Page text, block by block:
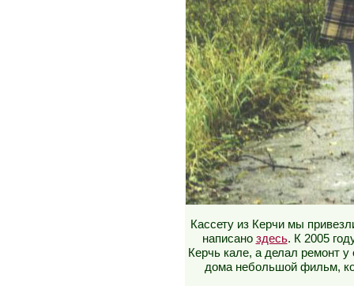
Кассету из Керчи мы
написано здесь. К 2005
Керчь кале, а делал ремонт
дома небольшой фильм,